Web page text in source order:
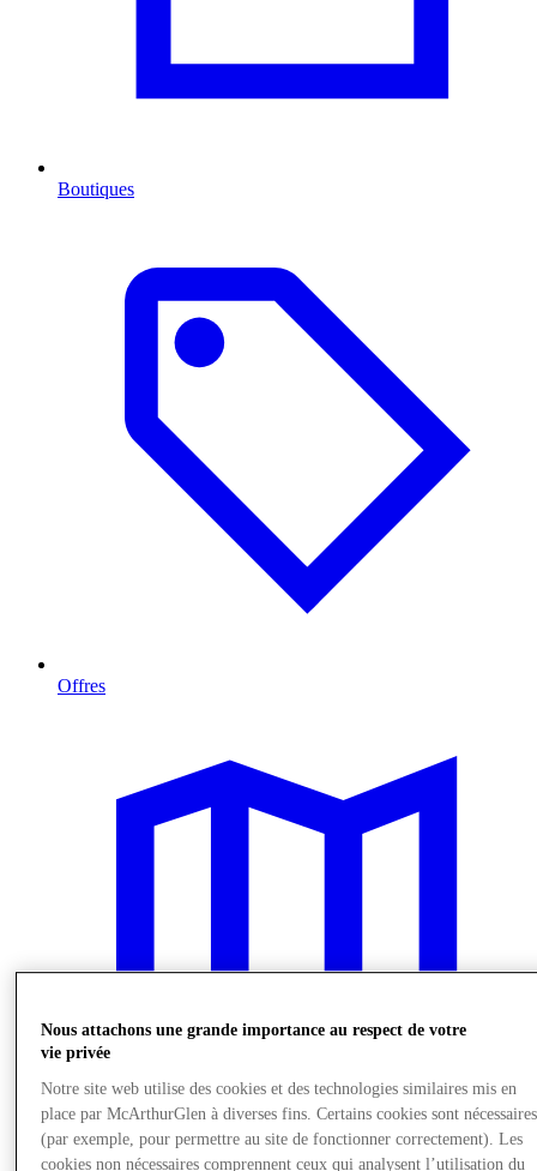
Boutiques
Offres
Nous attachons une grande importance au respect de votre
vie privée
Notre site web utilise des cookies et des technologies similaires mis en
place par McArthurGlen à diverses fins. Certains cookies sont nécessaires
(par exemple, pour permettre au site de fonctionner correctement). Les
cookies non nécessaires comprennent ceux qui analysent l’utilisation du